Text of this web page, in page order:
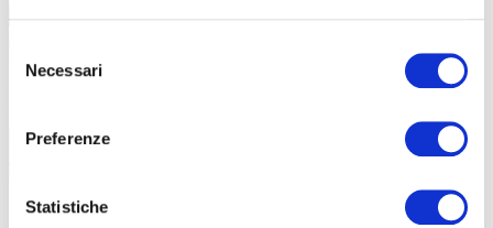
delNecessari
Preferenze
Statistiche
I modelli visibili nello showroom e disponibili ai test saranno 4, due all-
mountain e due enduro